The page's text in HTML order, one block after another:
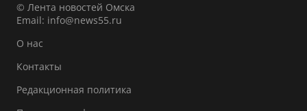
© Лента новостей Омска
Email: info@news55.ru
О нас
Контакты
Редакционная политика